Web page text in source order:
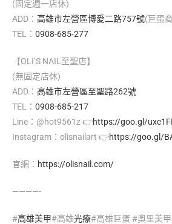
(固定週一店休)
ADD： 高雄市左營區博愛二路757號(巨蛋
TEL： 0908-685-277
【OLI’S NAIL至聖店】
(無固定店休)
ADD： 高雄市左營區至聖路262號
TEL： 0908-685-217
Line：@hot9561z 👉https://goo.gl/
Instagram：olisnailart 👉https://goo.gl/
官網： https://olisnail.com/
————-
#高雄美甲#高雄光療#高雄巨蛋 #奧里美